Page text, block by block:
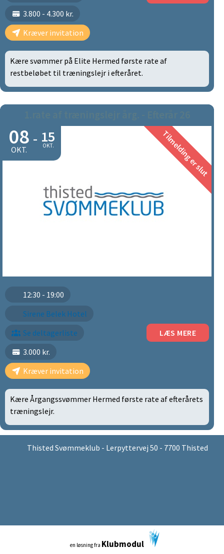
3.800 - 4.300 kr.
Kræver invitation
Kære svømmer på Elite Hermed første rate af
restbeløbet til træningslejr i efteråret.
08
OKT.
- 15
OKT. Tilmelding er slut
12:30 - 19:00
Sirene Belek Hotel
Se deltagerliste
3.000 kr.
Kræver invitation
LÆS MERE
Kære Årgangssvømmer Hermed første rate af efterårets
træningslejr.
Thisted Svømmeklub - Lerpyttervej 50 - 7700 Thisted
en løsning fra Klubmodul